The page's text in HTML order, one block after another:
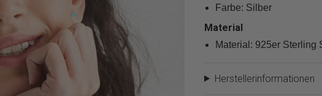
}}",
"maximum_of"=>"Maximum
von
quantity
}}"}
Farbe: Silber
Material
Material: 925er Sterling
Herstellerinformationen